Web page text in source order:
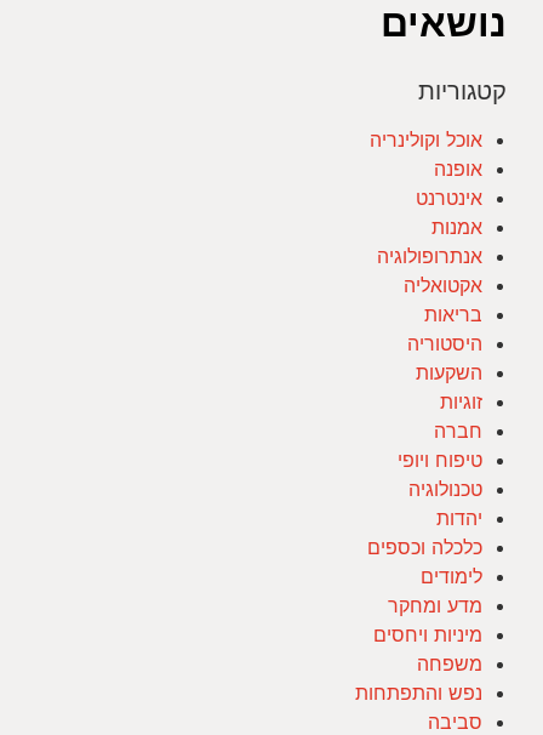
נושאים
קטגוריות
אוכל וקולינריה
אופנה
אינטרנט
אמנות
אנתרופולוגיה
אקטואליה
בריאות
היסטוריה
השקעות
זוגיות
חברה
טיפוח ויופי
טכנולוגיה
יהדות
כלכלה וכספים
לימודים
מדע ומחקר
מיניות ויחסים
משפחה
נפש והתפתחות
סביבה